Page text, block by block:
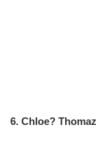
6. Chloe?